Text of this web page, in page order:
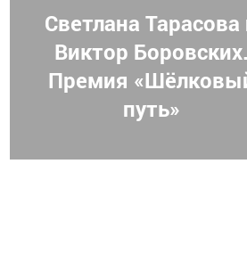
Светлана Тарасова
Виктор Боровских.
Премия
путь»